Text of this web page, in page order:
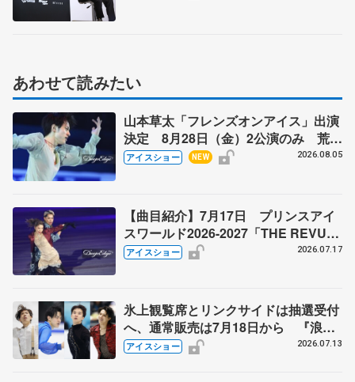
あわせて読みたい
山本草太「フレンズオンアイス」出演
決定 8月28日（金）2公演のみ 荒川
静香さんプロデュース、20周年のアイ
アイスショー NEW 2026.08.05
【曲目紹介】7月17日 プリンスアイ
スワールド2026-2027「THE REVUE
ON ICE」横浜公演
アイスショー 2026.07.17
氷上観覧席とリンクサイドは抽選受付
へ、通常販売は7月18日から 『浪速
フィギュアスケートフェスティバル
アイスショー 2026.07.13